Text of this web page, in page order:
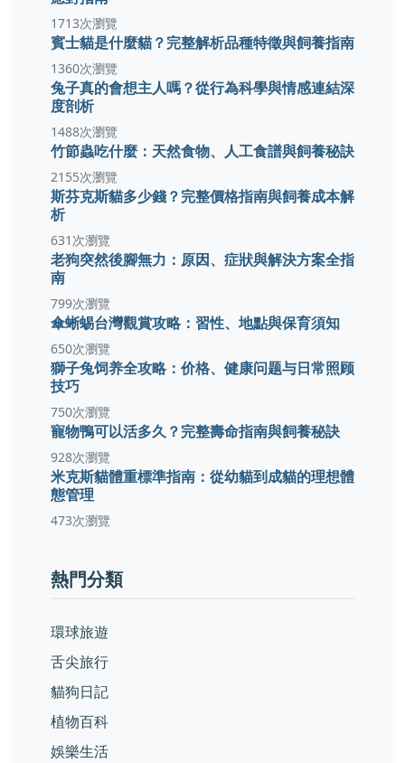
1713次瀏覽
賓士貓是什麼貓？完整解析品種特徵與飼養指南
1360次瀏覽
兔子真的會想主人嗎？從行為科學與情感連結深
度剖析
1488次瀏覽
竹節蟲吃什麼：天然食物、人工食譜與飼養秘訣
2155次瀏覽
斯芬克斯貓多少錢？完整價格指南與飼養成本解
析
631次瀏覽
老狗突然後腳無力：原因、症狀與解決方案全指
南
799次瀏覽
傘蜥蜴台灣觀賞攻略：習性、地點與保育須知
650次瀏覽
獅子兔饲养全攻略：价格、健康问题与日常照顾
技巧
750次瀏覽
寵物鴨可以活多久？完整壽命指南與飼養秘訣
928次瀏覽
米克斯貓體重標準指南：從幼貓到成貓的理想體
態管理
473次瀏覽
熱門分類
環球旅遊
舌尖旅行
貓狗日記
植物百科
娛樂生活